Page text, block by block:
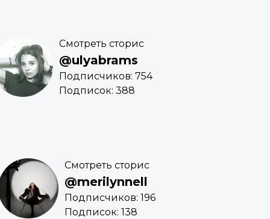
Смотреть сторис
@ulyabrams
Подписчиков: 754
Подписок: 388
Смотреть сторис
@merilynnell
Подписчиков: 196
Подписок: 138